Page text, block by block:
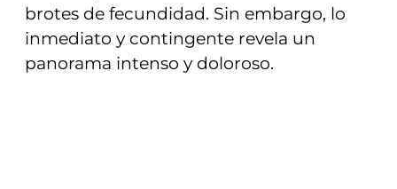
brotes de fecundidad. Sin embargo, lo
inmediato y contingente revela un
panorama intenso y doloroso.